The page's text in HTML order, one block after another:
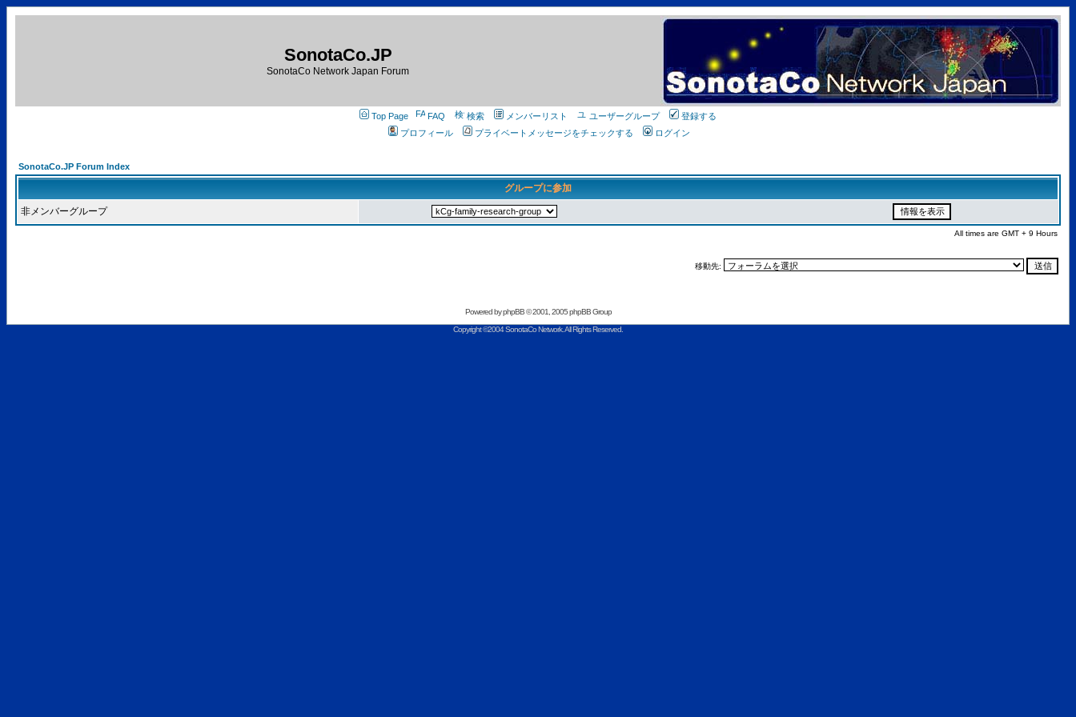
SonotaCo.JP
SonotaCo Network Japan Forum
Top Page FAQ 検索 メンバーリスト ユーザーグループ
登録する
プロフィール
プライベートメッセージをチェックする ログイン
SonotaCo.JP Forum Index
グループに参加
非メンバーグループ
All times are GMT + 9 Hours
移動先:
Powered byphpBB© 2001, 2005 phpBB Group
Copyright ©2004 SonotaCo Network. All Rights Reserved.